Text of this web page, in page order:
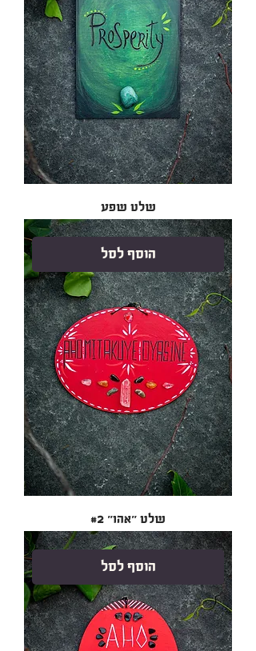
שלט שפע
הוסף לסל
שלט ״אהו״ #2
הוסף לסל